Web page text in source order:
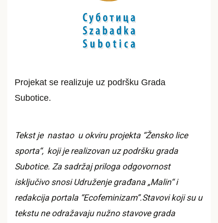
Projekat se realizuje uz podršku Grada
Subotice.
Tekst je nastao u okviru projekta “Žensko lice
sporta“, koji je realizovan uz podršku grada
Subotice. Za sadržaj priloga odgovornost
isključivo snosi Udruženje građana „Malin“ i
redakcija portala “Ecofeminizam”.Stavovi koji su u
tekstu ne odražavaju nužno stavove grada